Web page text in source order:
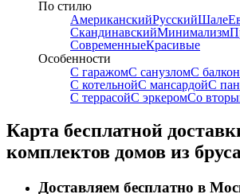
По стилю
АмериканскийРусскийШале
СкандинавскийМинимализм
СовременныеКрасивые
Особенности
С гаражомС санузломС
С котельнойС мансардойС
С террасойС эркеромСо
Карта бесплатной
комплектов домов из бруса
Доставляем бесплатно в